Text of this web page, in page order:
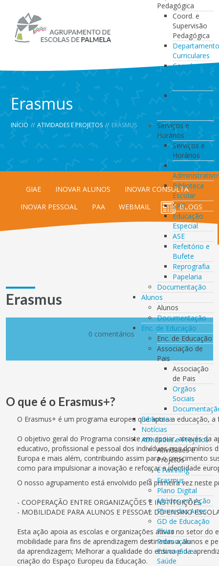
Pedagógica
Coord. e
Supervisão
Pedagógica
Curriculares
Coordenação
da Direção
de Turma
Coordenação
de
Serviços e
Horários
Serviços e
Horários
Serviços
Biblioteca
Escolar
SPO
Educação
Especial
ASE
Refeitório e
Bufete
Reprografia
Papelaria
Documentação
Alunos
Alunos
Documentação
Enc. de Educação
Enc. de Educação
Associação de
Pais
Associação
de Pais
Orgãos
Sociais
Biblioteca
Notícias
Atividades e Projetos
Atividades e
Projetos
eTwinning
Erasmus
Plano Digital
Miúdos em Ação
Plano das Artes
GD de Educação
Física
Promoção
Educação e
Saúde
Erasmus
INÍCIO // ATIVIDADES E PROJETOS // ERASMUS
GIAE INOVAR ALUNOS
INOVAR CONSULTA
INOVAR PESSOAL
PAA WEBMAIL BLOGS
Erasmus
0 comentários
O que é o Erasmus+?
O Erasmus+ é um programa europeu que apoia a educação,
O objetivo geral do Programa consiste em apoiar, através da
educativo, profissional e pessoal dos indivíduos nos
Europa e mais além, contribuindo assim para o crescimento
como para impulsionar a inovação e reforçar a identidade
O nosso agrupamento está envolvido pela primeira vez neste
- COOPERAÇÃO ENTRE ORGANIZAÇÕES E INSTITUIÇÕES
- MOBILIDADE PARA ALUNOS E PESSOAL DO ENSINO
Esta ação apoia as escolas e organizações ativas no setor do
mobilidade para fins de aprendizagem destinadas a alunos e
da aprendizagem; Melhorar a qualidade do ensino e da
criação do Espaço Europeu da Educação.